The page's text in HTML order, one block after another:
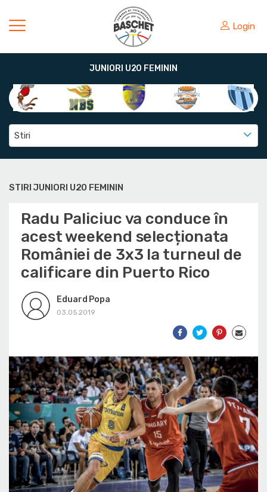
Login
JUNIORI U20 FEMININ
Stiri
STIRI JUNIORI U20 FEMININ
Radu Paliciuc va conduce în
acest weekend selecționata
României de 3x3 la turneul de
calificare din Puerto Rico
Eduard Popa
03.05.2019